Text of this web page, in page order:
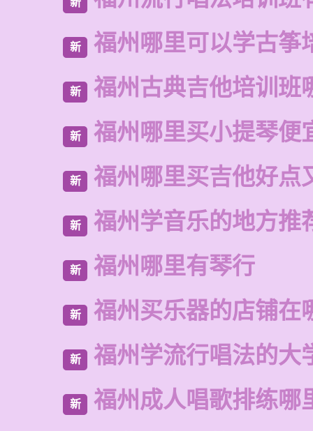
新
新 福州哪里可以学古筝
新 福州古典吉他培训班
新 福州哪里买小提琴便
新 福州哪里买吉他好点
新 福州学音乐的地方推
新 福州哪里有琴行
新 福州买乐器的店铺在
新 福州学流行唱法的大
新 福州成人唱歌排练哪